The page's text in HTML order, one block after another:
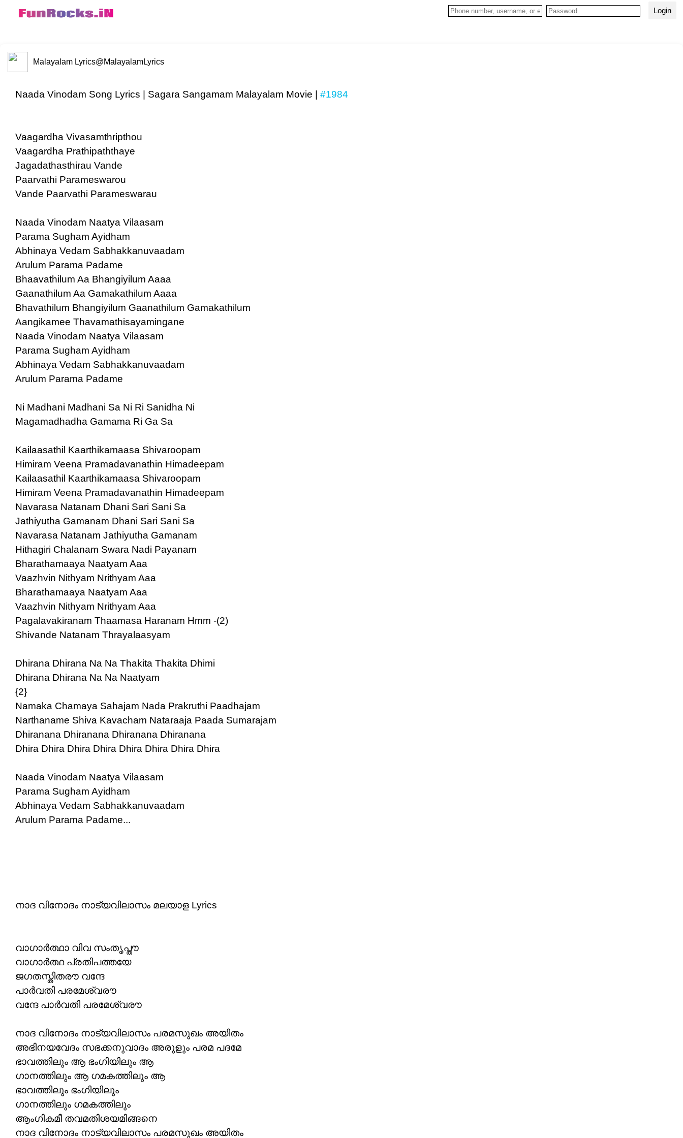
Login
Malayalam Lyrics@MalayalamLyrics
Naada Vinodam Song Lyrics | Sagara Sangamam Malayalam Movie | #1984
Vaagardha Vivasamthripthou
Vaagardha Prathipaththaye
Jagadathasthirau Vande
Paarvathi Parameswarou
Vande Paarvathi Parameswarau
Naada Vinodam Naatya Vilaasam
Parama Sugham Ayidham
Abhinaya Vedam Sabhakkanuvaadam
Arulum Parama Padame
Bhaavathilum Aa Bhangiyilum Aaaa
Gaanathilum Aa Gamakathilum Aaaa
Bhavathilum Bhangiyilum Gaanathilum Gamakathilum
Aangikamee Thavamathisayamingane
Naada Vinodam Naatya Vilaasam
Parama Sugham Ayidham
Abhinaya Vedam Sabhakkanuvaadam
Arulum Parama Padame
Ni Madhani Madhani Sa Ni Ri Sanidha Ni
Magamadhadha Gamama Ri Ga Sa
Kailaasathil Kaarthikamaasa Shivaroopam
Himiram Veena Pramadavanathin Himadeepam
Kailaasathil Kaarthikamaasa Shivaroopam
Himiram Veena Pramadavanathin Himadeepam
Navarasa Natanam Dhani Sari Sani Sa
Jathiyutha Gamanam Dhani Sari Sani Sa
Navarasa Natanam Jathiyutha Gamanam
Hithagiri Chalanam Swara Nadi Payanam
Bharathamaaya Naatyam Aaa
Vaazhvin Nithyam Nrithyam Aaa
Bharathamaaya Naatyam Aaa
Vaazhvin Nithyam Nrithyam Aaa
Pagalavakiranam Thaamasa Haranam Hmm -(2)
Shivande Natanam Thrayalaasyam
Dhirana Dhirana Na Na Thakita Thakita Dhimi
Dhirana Dhirana Na Na Naatyam
{2}
Namaka Chamaya Sahajam Nada Prakruthi Paadhajam
Narthaname Shiva Kavacham Nataraaja Paada Sumarajam
Dhiranana Dhiranana Dhiranana Dhiranana
Dhira Dhira Dhira Dhira Dhira Dhira Dhira Dhira
Naada Vinodam Naatya Vilaasam
Parama Sugham Ayidham
Abhinaya Vedam Sabhakkanuvaadam
Arulum Parama Padame...
നാദ വിനോദം നാട്യവിലാസം മലയാള Lyrics
വാഗാർത്ഥാ വിവ സംതൃപ്തൗ
വാഗാർത്ഥ പ്രതിപത്തയേ
ജഗതസ്തിതരൗ വന്ദേ
പാർവതി പരമേശ്വരൗ
വന്ദേ പാർവതി പരമേശ്വരൗ
നാദ വിനോദം നാട്യവിലാസം പരമസുഖം അയിതം
അഭിനയവേദം സഭക്കനുവാദം അരുളും പരമ പദമേ
ഭാവത്തിലും ആ ഭംഗിയിലും ആ
ഗാനത്തിലും ആ ഗമകത്തിലും ആ
ഭാവത്തിലും ഭംഗിയിലും
ഗാനത്തിലും ഗമകത്തിലും
ആംഗികമീ തവമതിശയമിങ്ങനെ
നാദ വിനോദം നാട്യവിലാസം പരമസുഖം അയിതം